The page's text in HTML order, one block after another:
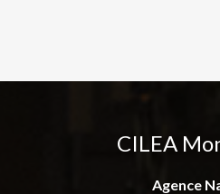
CILEA
Agence